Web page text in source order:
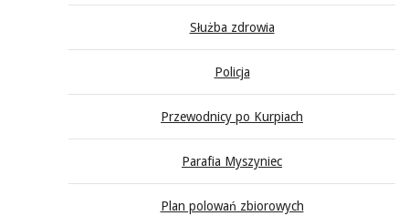
Służba zdrowia
Policja
Przewodnicy po Kurpiach
Parafia Myszyniec
Plan polowań zbiorowych